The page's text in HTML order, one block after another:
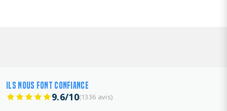
ILS NOUS FONT CONFIANCE
9.6/10(1336 avis)